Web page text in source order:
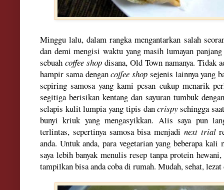
Minggu lalu,dalam rangka mengantarkan salah
dan demi mengisi waktu yang masih lumayan
sebuah coffee shop disana, Old Town namanya. Tidak
hampir sama dengancoffee shop sejenis lainnya yang
sepiring samosa yang kami pesan cukup menarik
segitiga berisikan kentang dan sayuran tumbuk
selapis kulit lumpia yang tipis dancrispysehingga
bunyi kriuk yang mengasyikkan. Alis saya pun
terlintas, sepertinya samosa bisa menjadi next trial
anda. Untuk anda, para vegetarian yang beberapa
saya lebih banyak menulis resep tanpa protein
tampilkan bisa anda coba di rumah. Mudah, sehat,